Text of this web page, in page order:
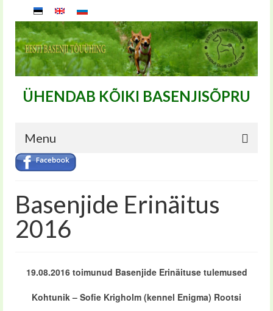
ÜHENDAB KÕIKI BASENJISÕPRU
Menu
Basenjide Erinäitus
2016
19.08.2016 toimunud Basenjide Erinäituse tulemused
Kohtunik – Sofie Krigholm (kennel Enigma) Rootsi